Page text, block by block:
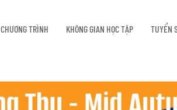
CHƯƠNG TRÌNH KHÔNG GIAN HỌC TẬP TUYỂN